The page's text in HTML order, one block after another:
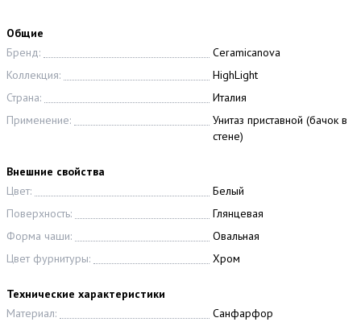
Общие
Бренд:
Ceramicanova
Коллекция:
HighLight
Страна:
Италия
Применение:
Унитаз приставной (бачок в
стене)
Внешние свойства
Цвет:
Белый
Поверхность:
Глянцевая
Форма чаши:
Овальная
Цвет фурнитуры:
Хром
Технические характеристики
Материал:
Санфарфор